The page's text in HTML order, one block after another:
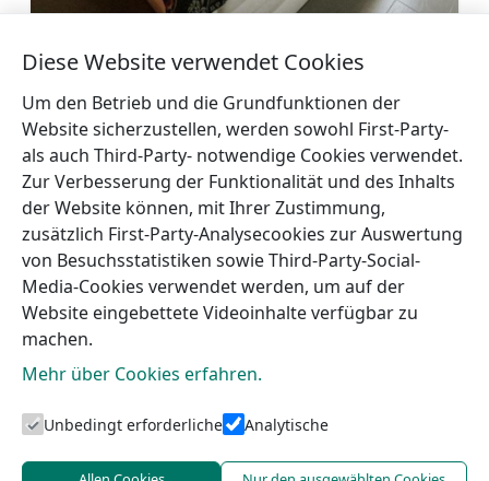
Wohnungen im Zentrum von Talsi
←Wohnungen im Zentrum
von Talsi
Wohnungen
Kurte→
Touristeninformation von Talsi
Diese Website verwendet Cookies
Um den Betrieb und die Grundfunktionen der
Website sicherzustellen, werden sowohl First-Party-
als auch Third-Party- notwendige Cookies verwendet.
Zur Verbesserung der Funktionalität und des Inhalts
der Website können, mit Ihrer Zustimmung,
zusätzlich First-Party-Analysecookies zur Auswertung
von Besuchsstatistiken sowie Third-Party-Social-
Media-Cookies verwendet werden, um auf der
Website eingebettete Videoinhalte verfügbar zu
machen.
Mehr über Cookies erfahren.
Unbedingt erforderliche Analytische